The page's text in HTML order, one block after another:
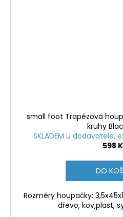
small foot Trapézová
kruhy
SKLADEM u dodavatele,
598
DO
Rozměry houpačky:
dřevo, kov,plast,